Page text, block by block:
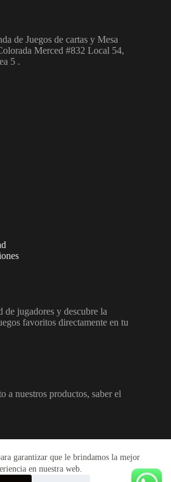
garantizar que le brindamos la mejor
en nuestra web.
de Juegos de cartas y Mesa
Merced #832 Local 54,
5 .
de jugadores y descubre la
favoritos directamente en tu
a nuestros productos, saber el